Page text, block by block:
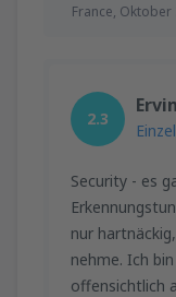
France, Oktober
2.3
Ervin
Security - es
nur
nehme. Ich
offensichtlich